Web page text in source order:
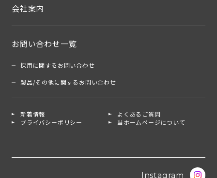
会社案内
お問い合わせ一覧
採用に関するお問い合わせ
製品/その他に関するお問い合わせ
新着情報
よくあるご質問
プライバシーポリシー
当ホームページについて
Instagram